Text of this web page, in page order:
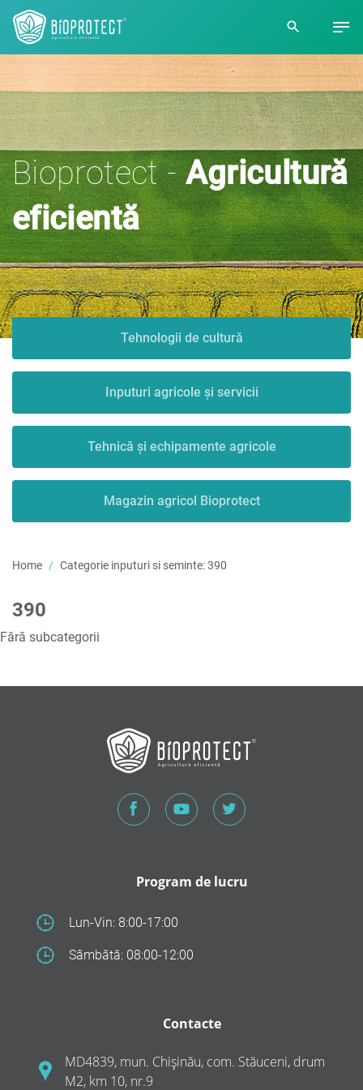
Bioprotect -Agricultură
eficientă
Tehnologii de cultură
Inputuri agricole și servicii
Tehnică și echipamente agricole
Magazin agricol Bioprotect
Home Categorie inputuri si seminte:390
390
Fără subcategorii
Program de lucru
Lun-Vin: 8:00-17:00
Sâmbătă: 08:00-12:00
Contacte
MD4839, mun. Chișinău, com. Stăuceni, drum
M2, km 10, nr.9